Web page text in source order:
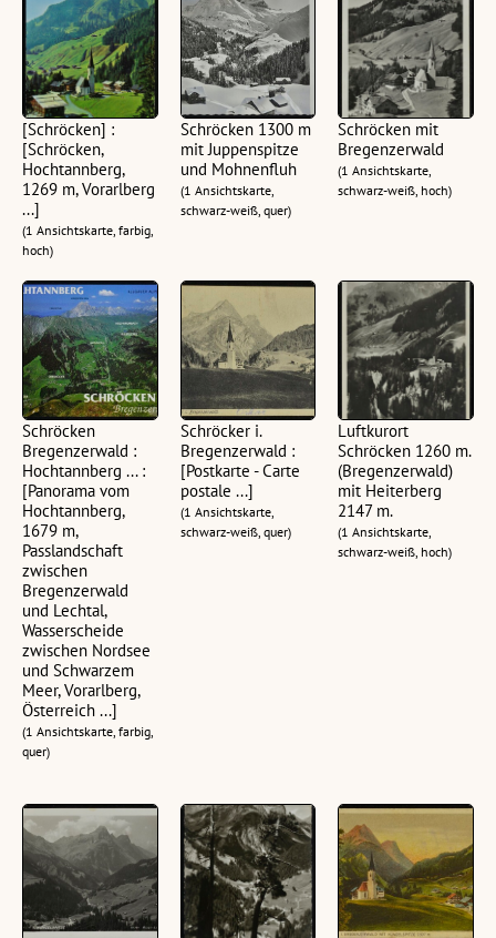
[Schröcken] :
[Schröcken,
Hochtannberg,
1269 m, Vorarlberg
...]
(1 Ansichtskarte, farbig,
hoch)
Schröcken 1300 m
mit Juppenspitze
und Mohnenfluh
(1 Ansichtskarte,
schwarz-weiß, quer)
Schröcken mit
Bregenzerwald
(1 Ansichtskarte,
schwarz-weiß, hoch)
Schröcken
Bregenzerwald :
Hochtannberg ... :
[Panorama vom
Hochtannberg,
1679 m,
Passlandschaft
zwischen
Bregenzerwald
und Lechtal,
Wasserscheide
zwischen Nordsee
und Schwarzem
Meer, Vorarlberg,
Österreich ...]
(1 Ansichtskarte, farbig,
quer)
Schröcker i.
Bregenzerwald :
[Postkarte - Carte
postale ...]
(1 Ansichtskarte,
schwarz-weiß, quer)
Luftkurort
Schröcken 1260 m.
(Bregenzerwald)
mit Heiterberg
2147 m.
(1 Ansichtskarte,
schwarz-weiß, hoch)